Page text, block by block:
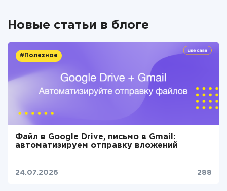
Новые статьи в блоге
#Полезное
Файл в Google Drive, письмо в Gmail:
автоматизируем отправку вложений
24.07.2026 288